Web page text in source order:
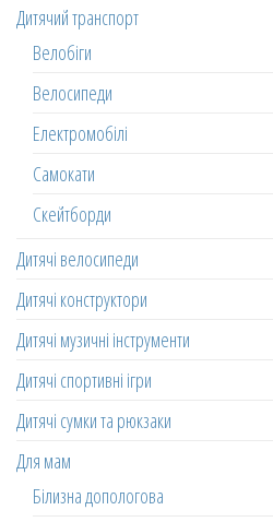
Дитячий транспорт
Велобіги
Велосипеди
Електромобілі
Самокати
Скейтборди
Дитячі велосипеди
Дитячі конструктори
Дитячі музичні інструменти
Дитячі спортивні ігри
Дитячі сумки та рюкзаки
Для мам
Білизна допологова